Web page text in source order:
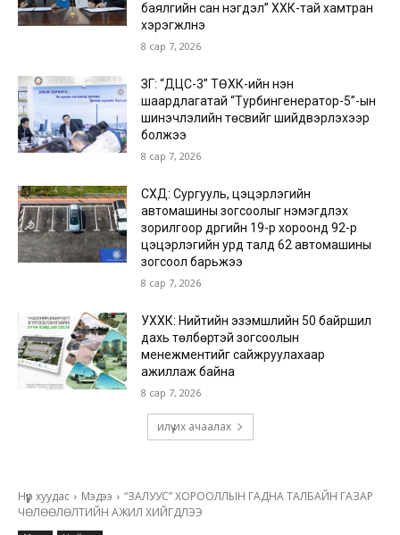
баялгийн сан нэгдэл” ХХК-тай хамтран
хэрэгжүүлнэ
8 сар 7, 2026
ЗГ: “ДЦС-3” ТӨХК-ийн нэн
шаардлагатай “Турбингенератор-5”-ын
шинэчлэлийн төсвийг шийдвэрлэхээр
болжээ
8 сар 7, 2026
СХД: Сургууль, цэцэрлэгийн
автомашины зогсоолыг нэмэгдүүлэх
зорилгоор дүүргийн 19-р хороонд 92-р
цэцэрлэгийн урд талд 62 автомашины
зогсоол барьжээ
8 сар 7, 2026
УХХК: Нийтийн эзэмшлийн 50 байршил
дахь төлбөртэй зогсоолын
менежментийг сайжруулахаар
ажиллаж байна
8 сар 7, 2026
илүү их ачаалах